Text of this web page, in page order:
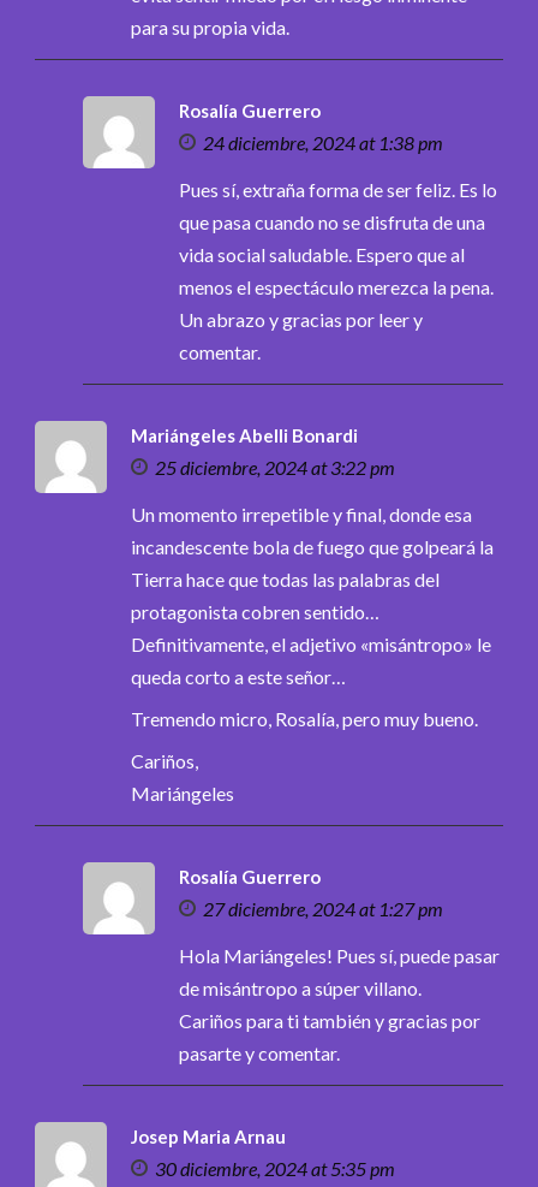
para su propia vida.
Rosalía Guerrero
24 diciembre, 2024 at 1:38 pm
Pues sí, extraña forma de ser feliz. Es lo
que pasa cuando no se disfruta de una
vida social saludable. Espero que al
menos el espectáculo merezca la pena.
Un abrazo y gracias por leer y
comentar.
Mariángeles Abelli Bonardi
25 diciembre, 2024 at 3:22 pm
Un momento irrepetible y final, donde esa
incandescente bola de fuego que golpeará la
Tierra hace que todas las palabras del
protagonista cobren sentido…
Definitivamente, el adjetivo «misántropo» le
queda corto a este señor…
Tremendo micro, Rosalía, pero muy bueno.
Cariños,
Mariángeles
Rosalía Guerrero
27 diciembre, 2024 at 1:27 pm
Hola Mariángeles! Pues sí, puede pasar
de misántropo a súper villano.
Cariños para ti también y gracias por
pasarte y comentar.
Josep Maria Arnau
30 diciembre, 2024 at 5:35 pm